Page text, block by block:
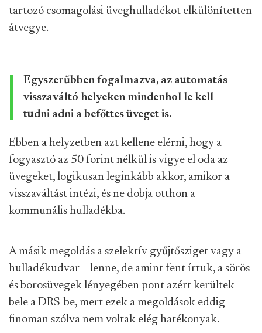
tartozó csomagolási üveghulladékot elkülönítetten
átvegye.
Egyszerűbben fogalmazva, az automatás
visszaváltó helyeken mindenhol le kell
tudni adni a befőttes üveget is.
Ebben a helyzetben azt kellene elérni, hogy a
fogyasztó az 50 forint nélkül is vigye el oda az
üvegeket, logikusan leginkább akkor, amikor a
visszaváltást intézi, és ne dobja otthon a
kommunális hulladékba.
A másik megoldás a szelektív gyűjtősziget vagy a
hulladékudvar – lenne, de amint fent írtuk, a sörös-
és borosüvegek lényegében pont azért kerültek
bele a DRS-be, mert ezek a megoldások eddig
finoman szólva nem voltak elég hatékonyak.